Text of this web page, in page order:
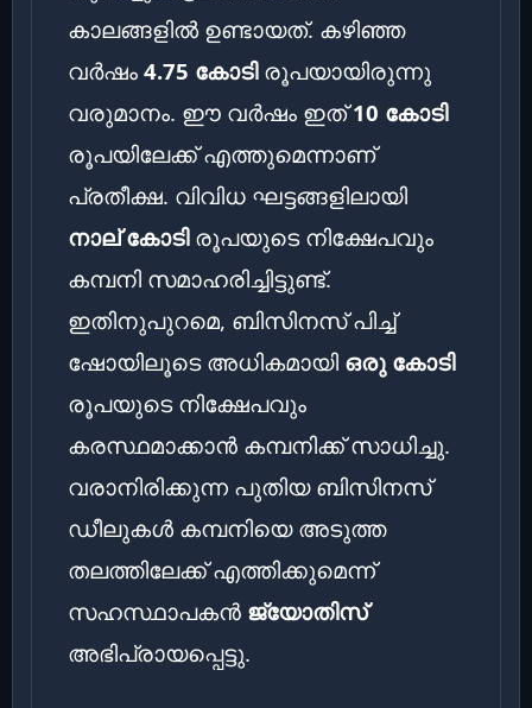
കാലങ്ങളിൽ ഉണ്ടായത്. കഴിഞ്ഞ
വർഷം 4.75 കോടിരൂപയായിരുന്നു
വരുമാനം. ഈ വർഷം ഇത്10 കോടി
രൂപയിലേക്ക് എത്തുമെന്നാണ്
പ്രതീക്ഷ. വിവിധ ഘട്ടങ്ങളിലായി
നാല് കോടിരൂപയുടെ നിക്ഷേപവും
കമ്പനി സമാഹരിച്ചിട്ടുണ്ട്.
ഇതിനുപുറമെ, ബിസിനസ് പിച്ച്
ഷോയിലൂടെ അധികമായി ഒരു കോടി
രൂപയുടെ നിക്ഷേപവും
കരസ്ഥമാക്കാൻ കമ്പനിക്ക് സാധിച്ചു.
വരാനിരിക്കുന്ന പുതിയ ബിസിനസ്
ഡീലുകൾ കമ്പനിയെ അടുത്ത
തലത്തിലേക്ക് എത്തിക്കുമെന്ന്
സഹസ്ഥാപകൻ ജ്യോതിസ്
അഭിപ്രായപ്പെട്ടു.